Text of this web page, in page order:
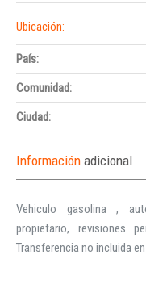
Ubicación:
País:
Comunidad:
Ciudad:
Información adicional
Vehiculo gasolina ,
propietario, revisiones
Transferencia no incluida